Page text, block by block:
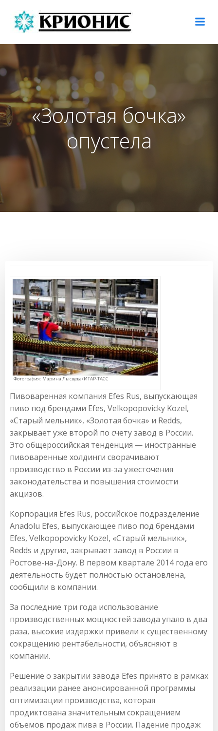
к
содержимому
«Золотая бочка»
опустела
Фотография: Марина Лысцева/ИТАР-ТАСС
Пивоваренная компания Efes Rus, выпускающая
пиво под брендами Efes, Velkopopovicky Kozel,
«Старый мельник», «Золотая бочка» и Redds,
закрывает уже второй по счету завод в России.
Это общероссийская тенденция — иностранные
пивоваренные холдинги сворачивают
производство в России из-за ужесточения
законодательства и повышения стоимости
акцизов.
Корпорация Efes Rus, российское подразделение
Anadolu Efes, выпускающее пиво под брендами
Efes, Velkopopovicky Kozel, «Старый мельник»,
Redds и другие, закрывает завод в России в
Ростове-на-Дону. В первом квартале 2014 года его
деятельность будет полностью остановлена,
сообщили в компании.
За последние три года использование
производственных мощностей завода упало в два
раза, высокие издержки привели к существенному
сокращению рентабельности, объясняют в
компании.
Решение о закрытии завода Efes принято в рамках
реализации ранее анонсированной программы
оптимизации производства, которая
продиктована значительным сокращением
объемов продаж пива в России. Падение продаж